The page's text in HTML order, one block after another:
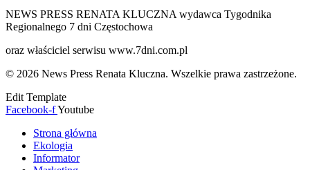
NEWS PRESS RENATA KLUCZNA wydawca Tygodnika
Regionalnego 7 dni Częstochowa
oraz właściciel serwisu www.7dni.com.pl
© 2026 News Press Renata Kluczna. Wszelkie prawa zastrzeżone.
Edit Template
Facebook-fYoutube
Strona główna
Ekologia
Informator